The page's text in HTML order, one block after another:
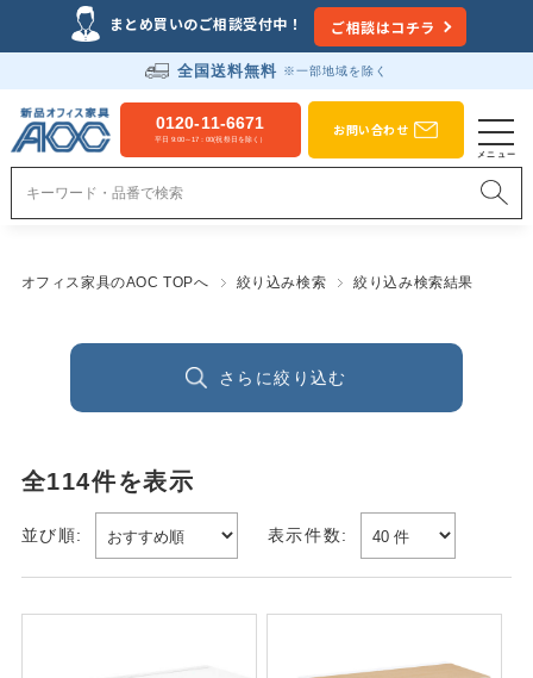
まとめ買いのご相談受付中！ ご相談はコチラ
全国送料無料 ※一部地域を除く
0120-11-6671
平日 9:00～17：00(祝祭日を除く）
お問い合わせ
オフィス家具のAOC TOPへ 絞り込み検索 絞り込み検索結果
さらに絞り込む
全114件を表示
並び順: 表示件数: